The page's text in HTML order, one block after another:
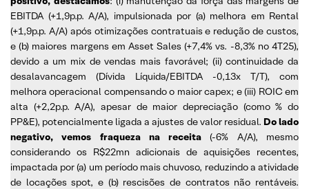
EBITDA (+1,9p.p. A/A), impulsionada por (a) melhora em Rental
(+1,9p.p. A/A) após otimizações contratuais e redução de custos,
e (b) maiores margens em Asset Sales (+7,4% vs. -8,3% no 4T25),
devido a um mix de vendas mais favorável; (ii) continuidade da
desalavancagem (Dívida Líquida/EBITDA -0,13x T/T), com
melhora operacional compensando o maior capex; e (iii) ROIC em
alta (+2,2p.p. A/A), apesar de maior depreciação (como % do
PP&E), potencialmente ligada a ajustes de valor residual. Do lado
negativo, vemos fraqueza na receita (-6% A/A), mesmo
considerando os R$22mn adicionais de aquisições recentes,
impactada por (a) um período mais chuvoso, reduzindo a atividade
de locações spot, e (b) rescisões de contratos não rentáveis.